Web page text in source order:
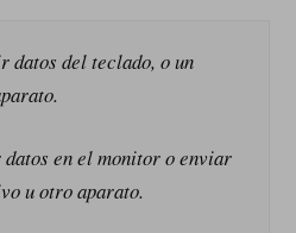
datos del teclado, o un
en el monitor o enviar
u otro aparato.